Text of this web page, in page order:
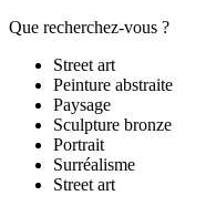
Que recherchez-vous ?
Street art
Peinture abstraite
Paysage
Sculpture bronze
Portrait
Surréalisme
Street art